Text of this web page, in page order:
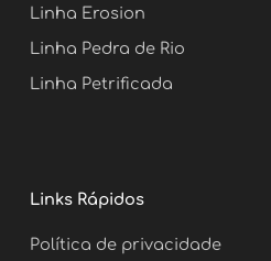
Linha Erosion
Linha Pedra de Rio
Linha Petrificada
Links Rápidos
Política de privacidade